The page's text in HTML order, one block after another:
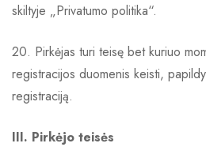
skiltyje „Privatumo politika“.
20. Pirkėjas turi teisę bet kuriuo
registracijos duomenis keisti,
registraciją.
III. Pirkėjo teisės